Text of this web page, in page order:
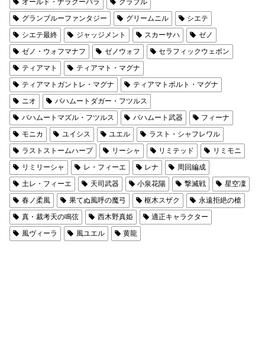
オールド・ナラクーバラ
グラブル
グランブルーファンタジー
グリームニル
シエテ
シエテ最終
ジャッジメント スカーサハ
ゼノ
ゼノ・ウォフマナフ
ゼノウォフ
セラフィックウェポン
ティアマト
ティアマト・マグナ
ティアマトガントレ・マグナ
ティアマトボルト・マグナ
ニオ
バハムートダガー・フツルス
バハムートマズル・フツルス
バハムート武器
フィーナ
モニカ
ユイシス ユエル
ラスト・シャフレワル
ラストストームハープ
リーシャ リミテッド
リミモニ
リミリーシャ
レ・フィーエ レナ
周回編成
土レ・フィーエ
天司武器 小泉花陽 撃滅戦
星空凜
春ノ柔風
果てぬ風呼の魔弓 枢木スザク
永遠拒絶の槍
真・裁考天の鳴弦
西木野真姫
適正キャラクター
風ヴィーラ
風ユエル 黄龍